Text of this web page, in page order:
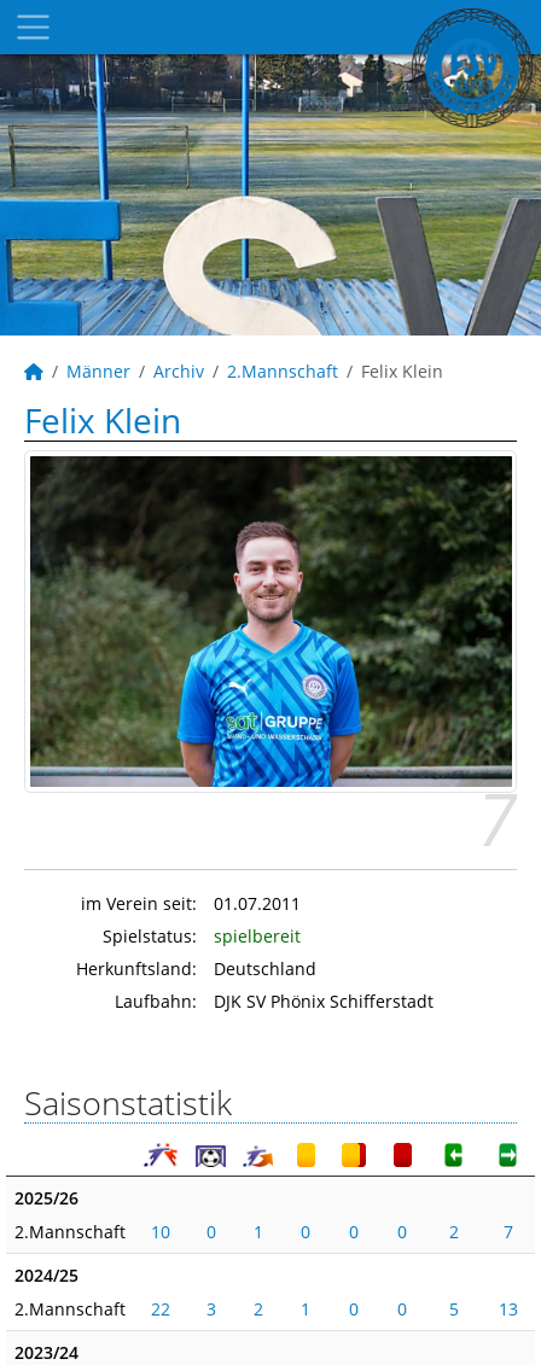
Männer Archiv 2.Mannschaft Felix Klein
Felix Klein
7
im Verein seit:
01.07.2011
Spielstatus:
spielbereit
Herkunftsland:
Deutschland
Laufbahn:
DJK SV Phönix Schifferstadt
Saisonstatistik
2025/26
2.Mannschaft
10 0 1 0 0 0 2
7
2024/25
2.Mannschaft
22 3 2 1 0 0 5
13
2023/24